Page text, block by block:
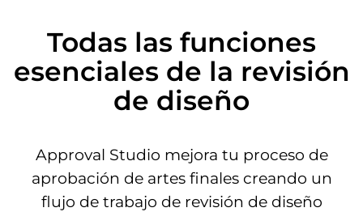
Todas las funciones
esenciales de la revisión
de diseño
Approval Studio mejora tu proceso de
aprobación de artes finales creando un
flujo de trabajo de revisión de diseño